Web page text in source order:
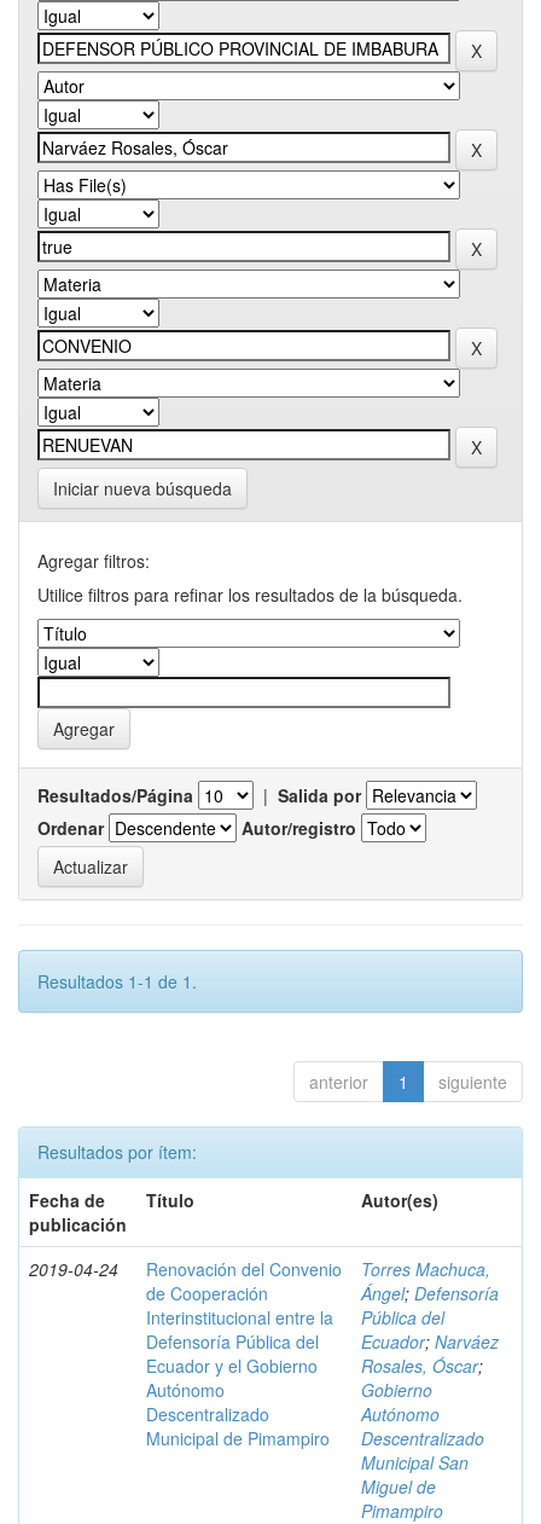
Iniciar nueva búsqueda
Agregar filtros:
Utilice filtros para refinar los resultados de la búsqueda.
Resultados/Página | Salida por
Ordenar
Autor/registro
Resultados 1-1 de 1.
anterior 1 siguiente
Resultados por ítem:
Fecha de
publicación
Título Autor(es)
2019-04-24
Renovación del Convenio
de Cooperación
Interinstitucional entre la
Defensoría Pública del
Ecuador y el Gobierno
Autónomo
Descentralizado
Municipal de Pimampiro
Torres Machuca,
Ángel; Defensoría
Pública del
Ecuador; Narváez
Rosales, Óscar;
Gobierno
Autónomo
Descentralizado
Municipal San
Miguel de
Pimampiro